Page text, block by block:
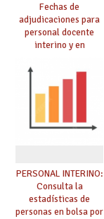
Fechas de
adjudicaciones para
personal docente
interino y en
debes saber
PERSONAL INTERINO:
Consulta la
estadísticas de
personas en bolsa por